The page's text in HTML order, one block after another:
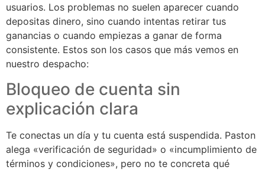
usuarios. Los problemas no suelen aparecer cuando
depositas dinero, sino cuando intentas retirar tus
ganancias o cuando empiezas a ganar de forma
consistente. Estos son los casos que más vemos en
nuestro despacho:
Bloqueo de cuenta sin
explicación clara
Te conectas un día y tu cuenta está suspendida. Paston
alega «verificación de seguridad» o «incumplimiento de
términos y condiciones», pero no te concreta qué